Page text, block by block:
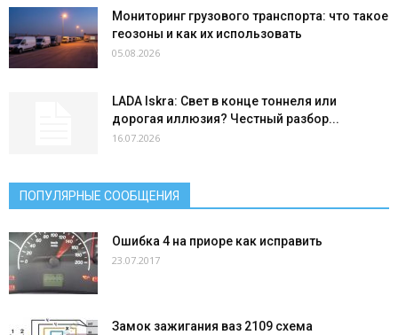
Мониторинг грузового транспорта: что такое
геозоны и как их использовать
05.08.2026
LADA Iskra: Свет в конце тоннеля или
дорогая иллюзия? Честный разбор...
16.07.2026
ПОПУЛЯРНЫЕ СООБЩЕНИЯ
Ошибка 4 на приоре как исправить
23.07.2017
Замок зажигания ваз 2109 схема